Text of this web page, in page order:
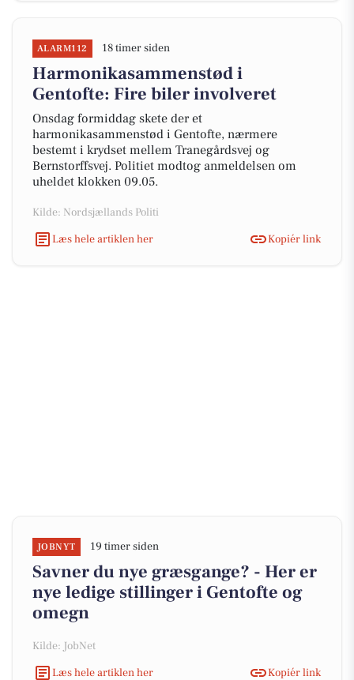
ALARM112 18 timer siden
Harmonikasammenstød i
Gentofte: Fire biler involveret
Onsdag formiddag skete der et
harmonikasammenstød i Gentofte, nærmere
bestemt i krydset mellem Tranegårdsvej og
Bernstorffsvej. Politiet modtog anmeldelsen om
uheldet klokken 09.05.
Kilde: Nordsjællands Politi
Læs hele artiklen her
Kopiér link
JOBNYT 19 timer siden
Savner du nye græsgange? - Her er
nye ledige stillinger i Gentofte og
omegn
Kilde: JobNet
Læs hele artiklen her
Kopiér link